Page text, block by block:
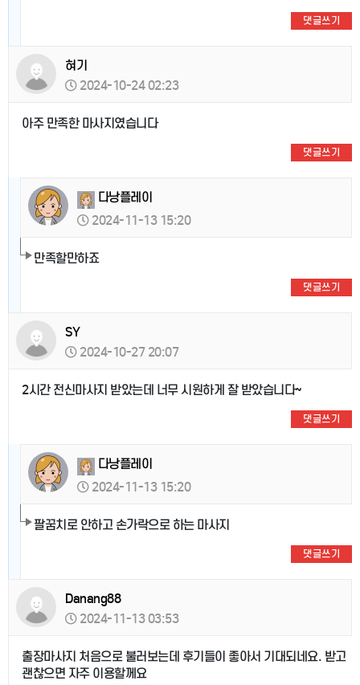
댓글쓰기
혀기
2024-10-24 02:23
아주 만족한 마사지였습니다
댓글쓰기
다낭플레이
2024-11-13 15:20
만족할만하죠
댓글쓰기
SY
2024-10-27 20:07
2시간 전신마사지 받았는데 너무 시원하게 잘 받았습니다~
댓글쓰기
다낭플레이
2024-11-13 15:20
팔꿈치로 안하고 손가락으로 하는 마사지
댓글쓰기
Danang88
2024-11-13 03:53
출장마사지 처음으로 불러보는데 후기들이 좋아서 기대되네요. 받고
괜찮으면 자주 이용할께요